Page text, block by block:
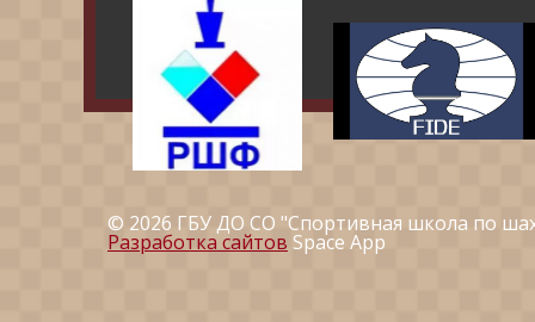
© 2026 ГБУ ДО СО "Спортивная школа по
Разработка сайтов Space App